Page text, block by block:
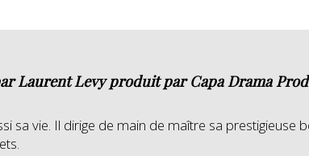
Laurent Levy produit par Capa Drama
sa vie. Il dirige de main de maître sa prestigieuse